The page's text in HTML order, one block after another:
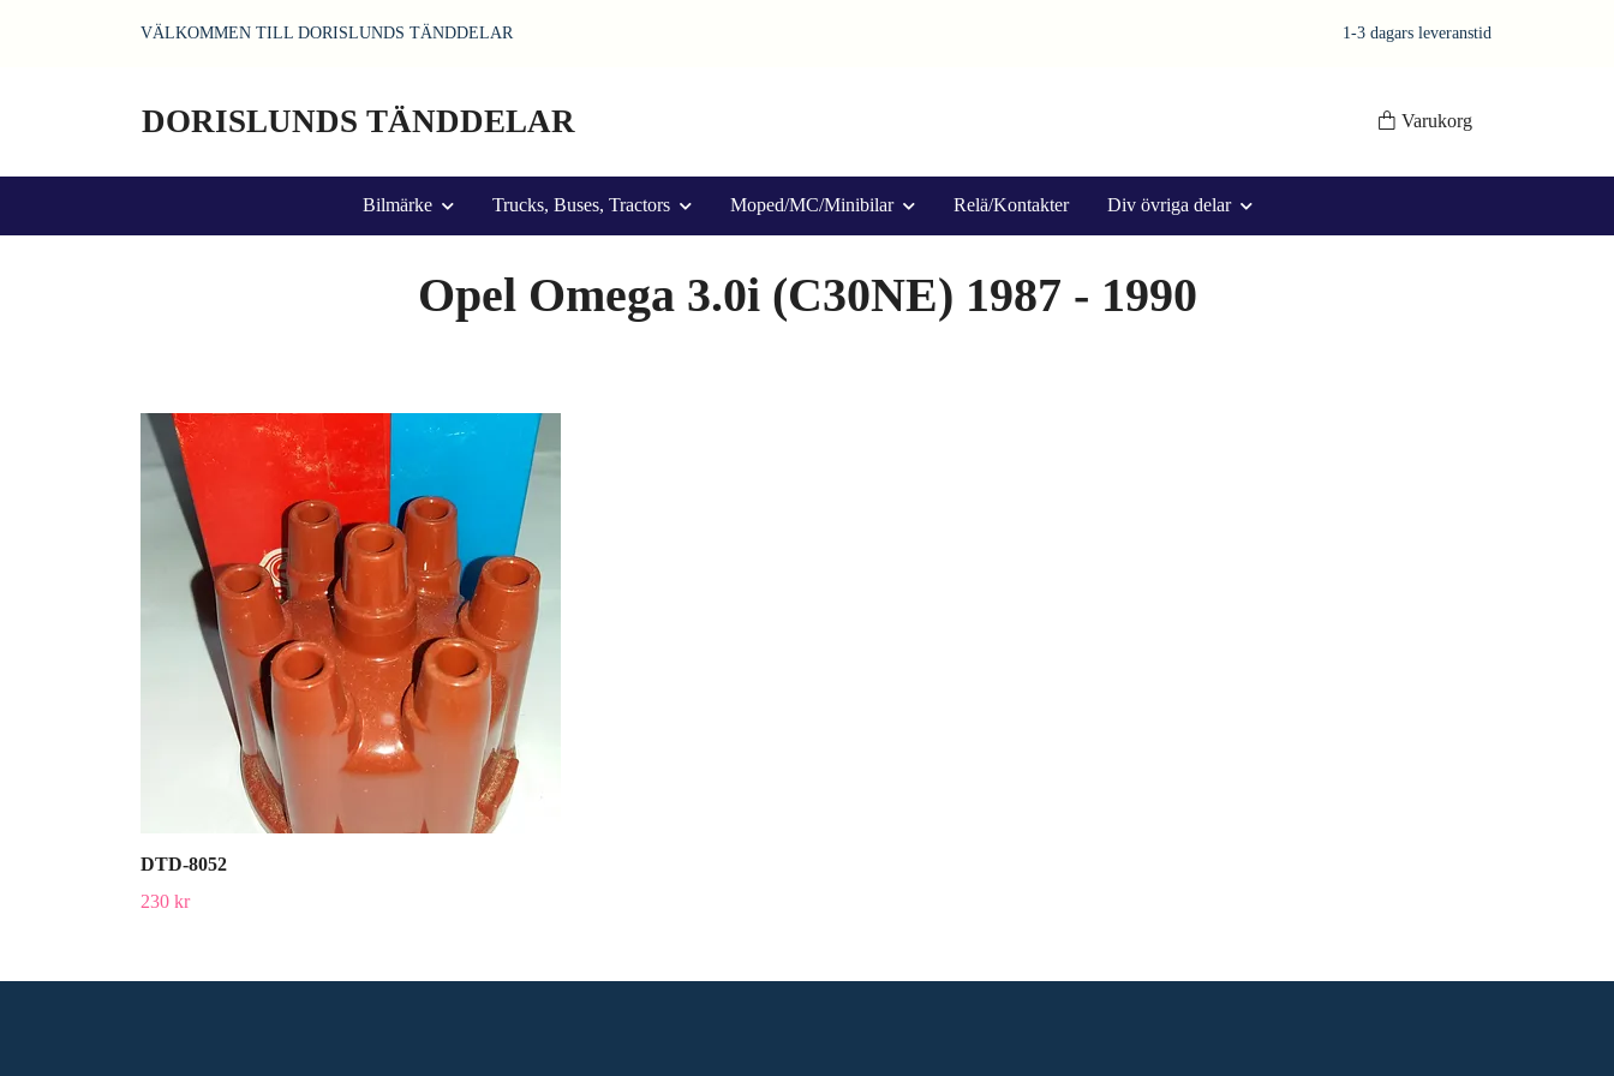
VÄLKOMMEN TILL DORISLUNDS TÄNDDELAR 1-3 dagars leveranstid
DORISLUNDS TÄNDDELAR Varukorg
Bilmärke Trucks, Buses, Tractors Moped/MC/Minibilar Relä/Kontakter Div övriga delar
Opel Omega 3.0i (C30NE) 1987 - 1990
DTD-8052
230 kr